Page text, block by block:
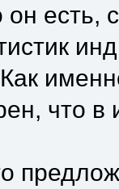
он есть,
что в